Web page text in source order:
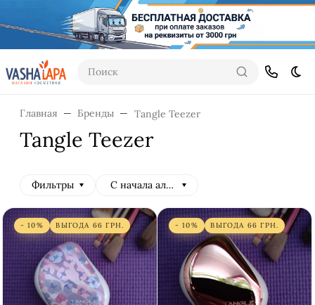
Поиск
Главная Бренды Tangle Teezer
Tangle Teezer
Фильтры С начала алфавита
- 10% ВЫГОДА 66 ГРН. - 10% ВЫГОДА 66 ГРН.